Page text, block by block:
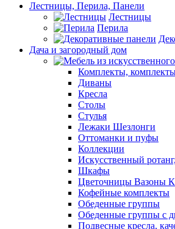
Лестницы, Перила, Панели
Лестницы
Перила
Дача и загородный дом
Комплекты,
Диваны
Кресла
Столы
Стулья
Лежаки Шезлонги
Оттоманки и пуфы
Коллекции
Искусственный
Шкафы
Цветочницы Вазоны
Кофейные комплекты
Обеденные группы
Обеденные группы с
Подвесные кресла,